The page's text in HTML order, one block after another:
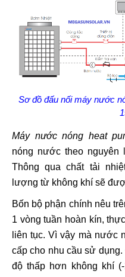
Sơ đồ đấu nối máy nước
Máy nước nóng heat
nóng nước theo nguyên
Thông qua chất tải
lượng từ không khí sẽ
Bốn bộ phận chính nêu
1 vòng tuần hoàn kín,
liên tục. Vì vậy mà nước
cấp cho nhu cầu sử
độ thấp hơn không khí